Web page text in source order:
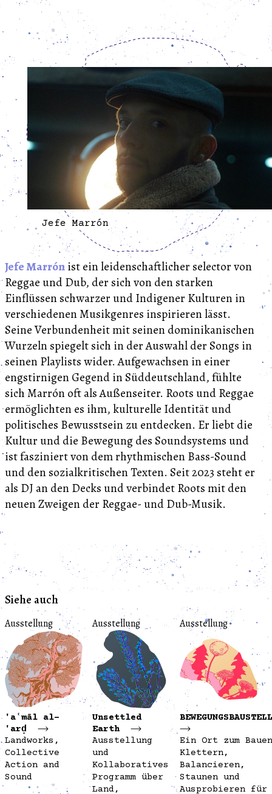
Jefe Marrón
Jefe Marrónist ein leidenschaftlicher selector von
Reggae und Dub, der sich von den starken
Einflüssen schwarzer und Indigener Kulturen in
verschiedenen Musikgenres inspirieren lässt.
Seine Verbundenheit mit seinen dominikanischen
Wurzeln spiegelt sich in der Auswahl der Songs in
seinen Playlists wider. Aufgewachsen in einer
engstirnigen Gegend in Süddeutschland, fühlte
sich Marrón oft als Außenseiter. Roots und Reggae
ermöglichten es ihm, kulturelle Identität und
politisches Bewusstsein zu entdecken. Er liebt die
Kultur und die Bewegung des Soundsystems und
ist fasziniert von dem rhythmischen Bass-Sound
und den sozialkritischen Texten. Seit 2023 steht er
als DJ an den Decks und verbindet Roots mit den
neuen Zweigen der Reggae- und Dub-Musik.
Siehe auch
Ausstellung
'aʿmāl al-
'arḍ
Landworks,
Collective
Action and
Sound
Ausstellung
Unsettled
Earth
Ausstellung
und
Kollaboratives
Programm über
Land,
Ausstellung
Ein Ort zum
Klettern,
Balancieren,
Staunen und
Ausprobieren für